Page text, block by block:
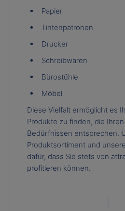
Papier
Tintenpatronen
Drucker
Schreibwaren
Bürostühle
Möbel
Diese Vielfalt ermöglicht es
Produkte zu finden, die
Bedürfnissen entsprechen.
Produktsortiment und
dafür, dass Sie stets von
profitieren können.